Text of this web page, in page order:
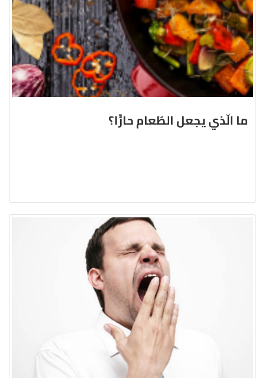
ما الّذي يجعل الطّعام حارًّا؟